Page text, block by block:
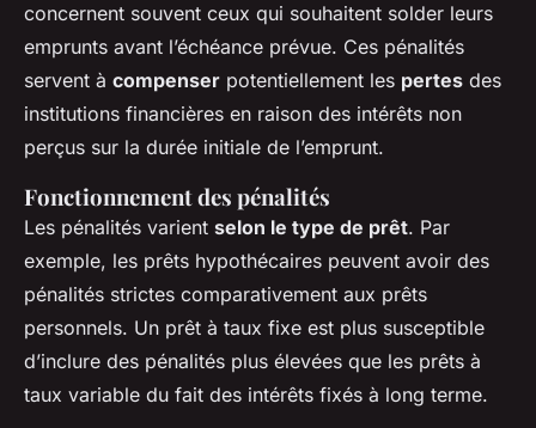
Tiago • 4 décembre 2024• 6 min de lecture
concernent souvent ceux qui souhaitent solder leurs
emprunts avant l’échéance prévue. Ces pénalités
servent à compenser potentiellement les pertes des
institutions financières en raison des intérêts non
perçus sur la durée initiale de l’emprunt.
Fonctionnement des pénalités
Les pénalités varient selon le type de prêt. Par
exemple, les prêts hypothécaires peuvent avoir des
pénalités strictes comparativement aux prêts
personnels. Un prêt à taux fixe est plus susceptible
d’inclure des pénalités plus élevées que les prêts à
taux variable du fait des intérêts fixés à long terme.